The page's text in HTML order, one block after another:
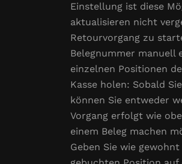
Einstellung ist diese
aktualisieren nicht
Retourvorgang zu
Belegnummer manuell
einzelnen Positionen
Kasse holen: Sobald
können Sie entweder
Vorgang erfolgt wie
einem Beleg machen
Geben Sie wie